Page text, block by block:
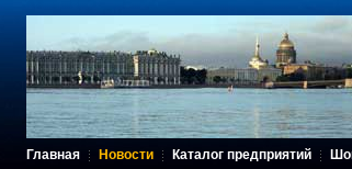
Главная Новости Каталог предприятий